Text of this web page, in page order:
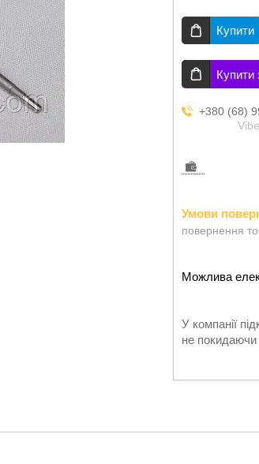
Купити
Купити
+380 (68)
повернення
У компанії
не покидаючи